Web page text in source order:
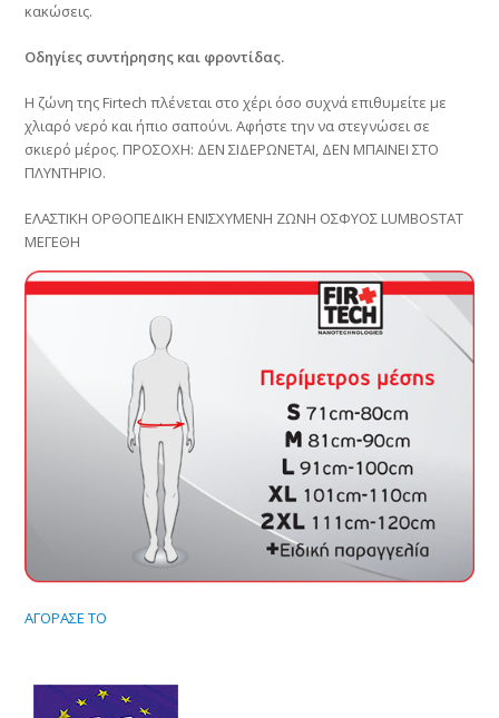
κακώσεις.
Οδηγίες συντήρησης και φροντίδας.
Η ζώνη της Firtech πλένεται στο χέρι όσο συχνά επιθυμείτε με
χλιαρό νερό και ήπιο σαπούνι. Αφήστε την να στεγνώσει σε
σκιερό μέρος. ΠΡΟΣΟΧΗ: ΔΕΝ ΣΙΔΕΡΩΝΕΤΑΙ, ΔΕΝ ΜΠΑΙΝΕΙ ΣΤΟ
ΠΛΥΝΤΗΡΙΟ.
ΕΛΑΣΤΙΚΗ ΟΡΘΟΠΕΔΙΚΗ ΕΝΙΣΧΥΜΕΝΗ ΖΩΝΗ ΟΣΦΥΟΣ LUMBOSTAT
ΜΕΓΕΘΗ
ΑΓΟΡΑΣΕ ΤΟ